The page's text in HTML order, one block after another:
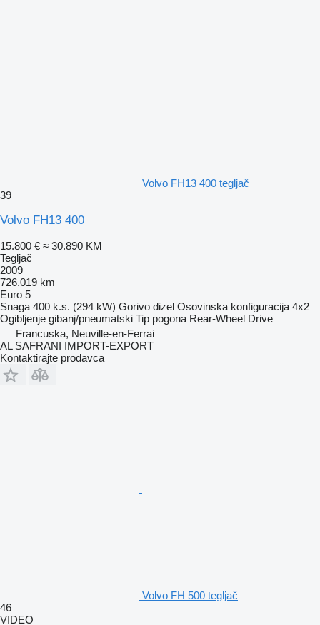
Volvo FH13 400 tegljač
39
Volvo FH13 400
15.800 € ≈ 30.890 KM
Tegljač
2009
726.019 km
Euro 5
Snaga 400 k.s. (294 kW) Gorivo dizel Osovinska konfiguracija 4x2
Ogibljenje gibanj/pneumatski Tip pogona Rear-Wheel Drive
Francuska, Neuville-en-Ferrai
AL SAFRANI IMPORT-EXPORT
Kontaktirajte prodavca
Volvo FH 500 tegljač
46
VIDEO